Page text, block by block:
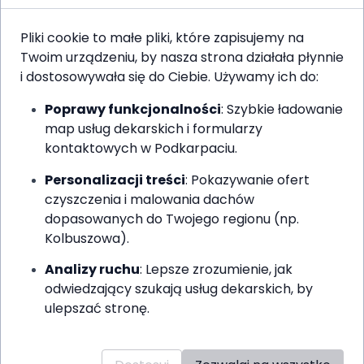
Metraż dachu (m²)
Rodzaj pokrycia dachowego
Pliki cookie to małe pliki, które zapisujemy na
Twoim urządzeniu, by nasza strona działała płynnie
i dostosowywała się do Ciebie. Używamy ich do:
Poprawy funkcjonalności: Szybkie ładowanie
map usług dekarskich i formularzy
kontaktowych w Podkarpaciu.
Personalizacji treści: Pokazywanie ofert
czyszczenia i malowania dachów
dopasowanych do Twojego regionu (np.
Kolbuszowa).
Analizy ruchu: Lepsze zrozumienie, jak
odwiedzający szukają usług dekarskich, by
ulepszać stronę.